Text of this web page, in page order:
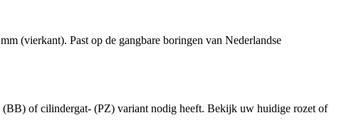
(vierkant). Past op de gangbare boringen van Nederlandse
(BB) of cilindergat- (PZ) variant nodig heeft. Bekijk uw huidige rozet of